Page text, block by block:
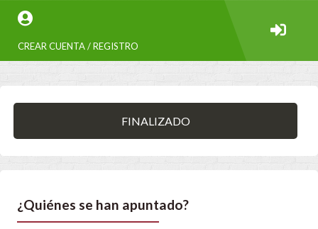
CREAR CUENTA / REGISTRO
FINALIZADO
¿Quiénes se han apuntado?